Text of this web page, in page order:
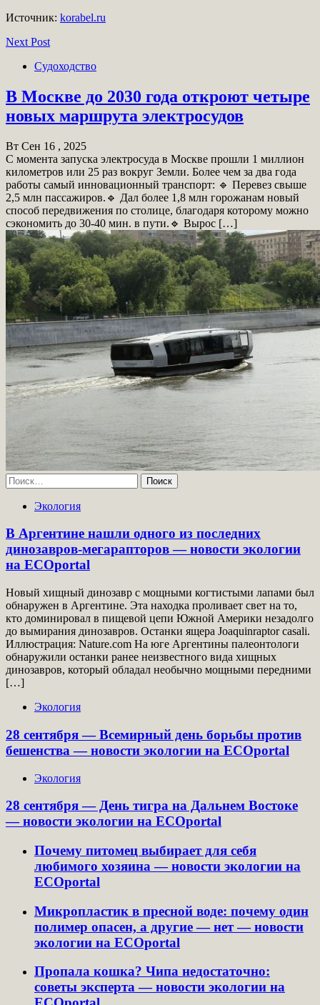
Источник: korabel.ru
Next Post
Судоходство
В Москве до 2030 года откроют четыре
новых маршрута электросудов
Вт Сен 16 , 2025
С момента запуска электросуда в Москве прошли 1 миллион
километров или 25 раз вокруг Земли. Более чем за два года
работы самый инновационный транспорт: 🔹 Перевез свыше
2,5 млн пассажиров.🔹 Дал более 1,8 млн горожанам новый
способ передвижения по столице, благодаря которому можно
сэкономить до 30-40 мин. в пути.🔹 Вырос […]
Найти:
Экология
В Аргентине нашли одного из последних
динозавров-мегарапторов — новости экологии
на ECOportal
Новый хищный динозавр с мощными когтистыми лапами был
обнаружен в Аргентине. Эта находка проливает свет на то,
кто доминировал в пищевой цепи Южной Америки незадолго
до вымирания динозавров. Останки ящера Joaquinraptor casali.
Иллюстрация: Nature.com На юге Аргентины палеонтологи
обнаружили останки ранее неизвестного вида хищных
динозавров, который обладал необычно мощными передними
[…]
Экология
28 сентября — Всемирный день борьбы против
бешенства — новости экологии на ECOportal
Экология
28 сентября — День тигра на Дальнем Востоке
— новости экологии на ECOportal
Почему питомец выбирает для себя
любимого хозяина — новости экологии на
ECOportal
Микропластик в пресной воде: почему один
полимер опасен, а другие — нет — новости
экологии на ECOportal
Пропала кошка? Чипа недостаточно:
советы эксперта — новости экологии на